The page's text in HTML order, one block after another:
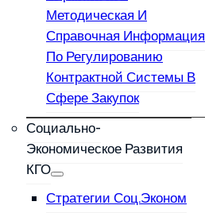
Методическая И
Справочная Информация
По Регулированию
Контрактной Системы В
Сфере Закупок
Социально-
Экономическое Развития
КГО
Стратегии Соц.эконом